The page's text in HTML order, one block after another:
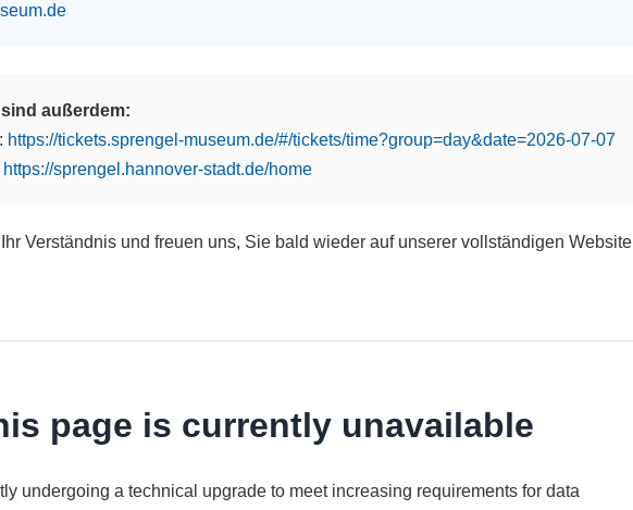
außerdem:
https://tickets.sprengel-museum.de/#/tickets/time?group=day&date=2026-07-07
https://sprengel.hannover-stadt.de/home
Verständnis und freuen uns, Sie bald wieder auf unserer vollständigen Website
page is currently unavailable
undergoing a technical upgrade to meet increasing requirements for data